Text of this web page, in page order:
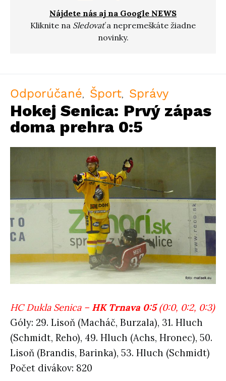
Nájdete nás aj na Google NEWS
Kliknite na Sledovaťa nepremeškáte žiadne
novinky.
Odporúčané Šport Správy
Hokej Senica: Prvý zápas
doma prehra 0:5
HC Dukla Senica – HK Trnava 0:5(0:0, 0:2, 0:3)
Góly: 29. Lisoň (Macháč, Burzala), 31. Hluch
(Schmidt, Reho), 49. Hluch (Achs, Hronec), 50.
Lisoň (Brandis, Barinka), 53. Hluch (Schmidt)
Počet divákov: 820